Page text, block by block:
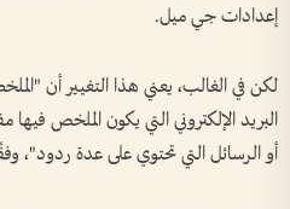
إعدادات جي ميل.
لكن في الغالب، يعني هذا التغيير أن
البريد الإلكتروني التي يكون الملخص
أو الرسائل التي تحتوي على عدة ردود"،